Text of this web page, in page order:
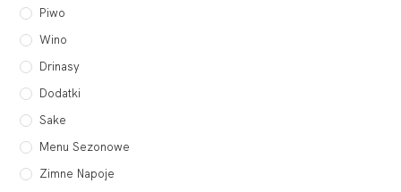
Piwo
Wino
Drinasy
Dodatki
Sake
Menu Sezonowe
Zimne Napoje